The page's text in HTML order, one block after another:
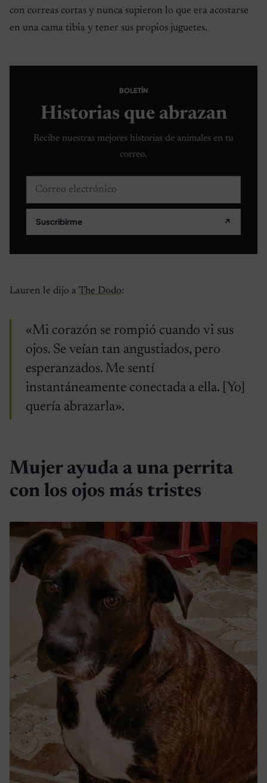
con correas cortas y nunca supieron lo que era acostarse
en una cama tibia y tener sus propios juguetes.
BOLETÍN
Historias que abrazan
Recibe nuestras mejores historias de animales en tu
correo.
Correo electrónico
Suscribirme ↗
Lauren le dijo a The Dodo:
«Mi corazón se rompió cuando vi sus
ojos. Se veían tan angustiados, pero
esperanzados. Me sentí
instantáneamente conectada a ella. [Yo]
quería abrazarla».
Mujer ayuda a una perrita
con los ojos más tristes